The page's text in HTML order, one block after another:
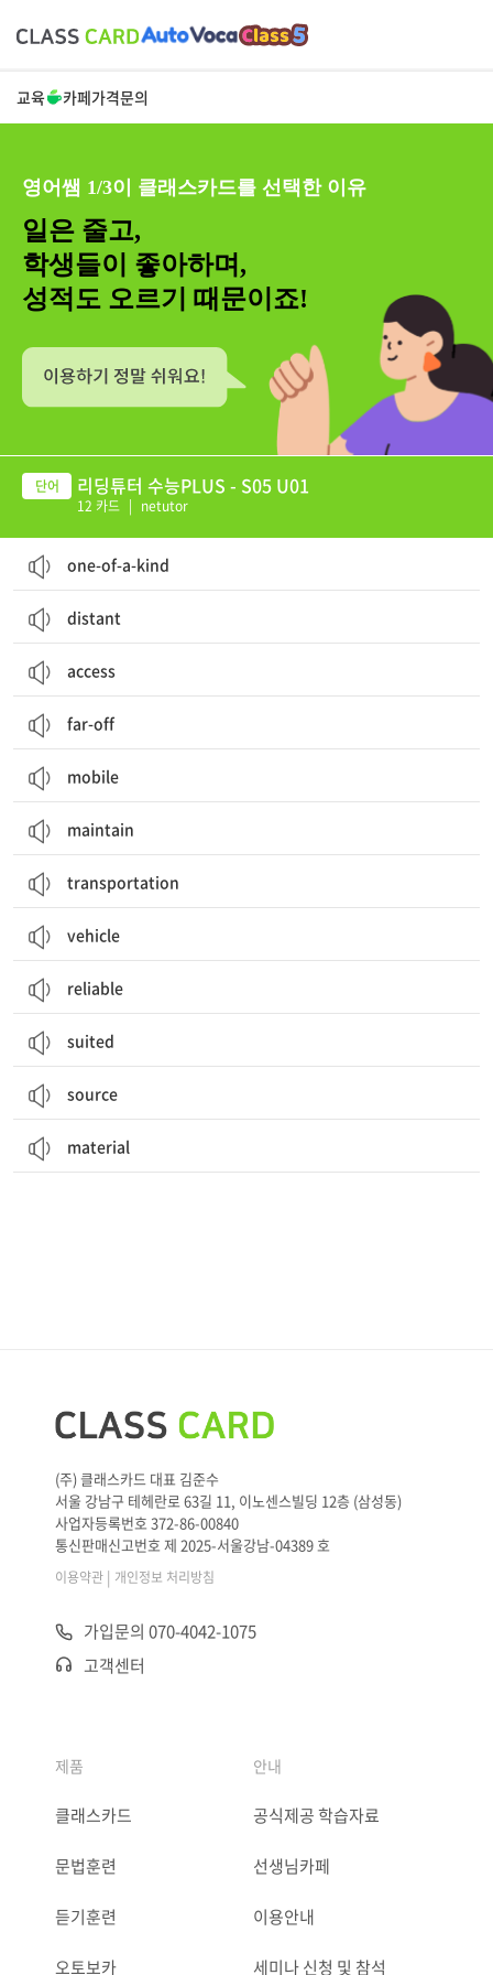
교육 카페가격문의
영어쌤 1/3이 클래스카드를 선택한 이유
일은 줄고,
학생들이 좋아하며,
성적도 오르기 때문이죠!
리딩튜터 수능PLUS - S05 U01
12 카드 | netutor
one-of-a-kind
distant
access
far-off
mobile
maintain
transportation
vehicle
reliable
suited
source
material
(주) 클래스카드 대표 김준수
서울 강남구 테헤란로 63길 11, 이노센스빌딩 12층 (삼성동)
사업자등록번호 372-86-00840
통신판매신고번호 제 2025-서울강남-04389 호
이용약관 | 개인정보 처리방침
가입문의 070-4042-1075
고객센터
제품
클래스카드
문법훈련
듣기훈련
오토보카
안내
공식제공 학습자료
선생님카페
이용안내
세미나 신청 및 참석